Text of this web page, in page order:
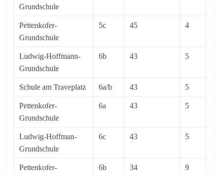
Grundschule
Pettenkofer-
Grundschule
5c 45 4
Ludwig-Hoffmann-
Grundschule
6b 43 5
Schule am Traveplatz 6a/b 43 5
Pettenkofer-
Grundschule
6a 43 5
Ludwig-Hoffman-
Grundschule
6c 43 5
Pettenkofer-
6b 34 9